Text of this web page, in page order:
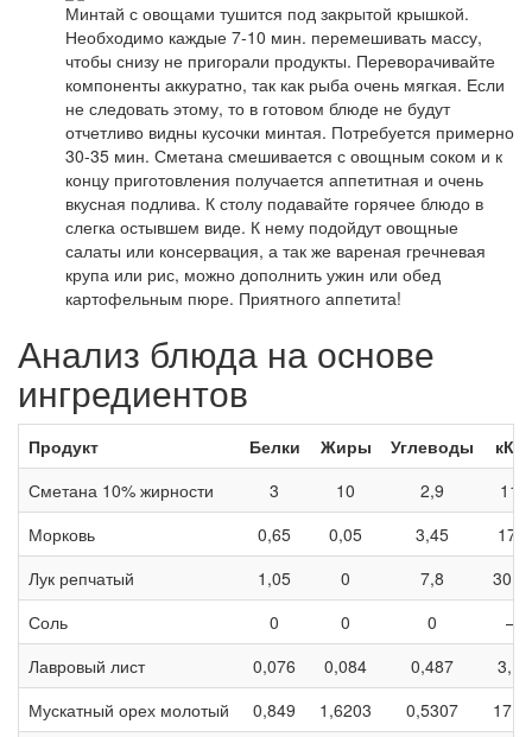
Минтай с овощами тушится под закрытой крышкой.
Необходимо каждые 7-10 мин. перемешивать массу,
чтобы снизу не пригорали продукты. Переворачивайте
компоненты аккуратно, так как рыба очень мягкая. Если
не следовать этому, то в готовом блюде не будут
отчетливо видны кусочки минтая. Потребуется примерно
30-35 мин. Сметана смешивается с овощным соком и к
концу приготовления получается аппетитная и очень
вкусная подлива. К столу подавайте горячее блюдо в
слегка остывшем виде. К нему подойдут овощные
салаты или консервация, а так же вареная гречневая
крупа или рис, можно дополнить ужин или обед
картофельным пюре. Приятного аппетита!
Анализ блюда на основе
ингредиентов
Продукт Белки Жиры Углеводы
Сметана 10% жирности
3 10 2,9
115
Морковь
0,65 0,05 3,45
17,5
Лук репчатый
1,05 0 7,8
Соль
0 0 0
—
Лавровый лист
0,076 0,084 0,487
3,13
Мускатный орех молотый
0,849 1,6203 0,5307